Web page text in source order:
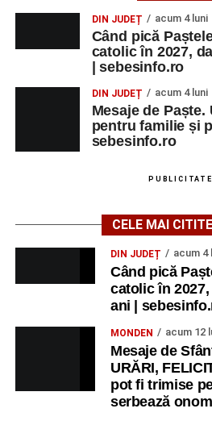
DIN JUDEȚ acum 4 luni
Când pică
catolic în 2027,
| sebesinfo.ro
DIN JUDEȚ acum 4 luni
Mesaje de
pentru familie și
sebesinfo.ro
PUBLICITATE
CELE MAI
DIN JUDEȚ acum 4
Când pică
catolic în
ani |
MONDEN acum 12
Mesaje de
URĂRI,
pot fi trimise
serbează